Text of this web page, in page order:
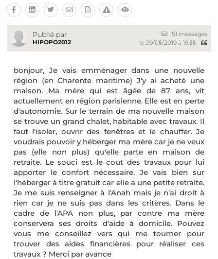
Publié par
HIPOPO2012
151 messages
le 09/05/2019 à 19:55
bonjour, Je vais emménager dans une nouvelle
région (en Charente maritime) J'y ai acheté une
maison. Ma mère qui est âgée de 87 ans, vit
actuellement en région parisienne. Elle est en perte
d'autonomie. Sur le terrain de ma nouvelle maison
se trouve un grand chalet, habitable avec travaux. Il
faut l'isoler, ouvrir des fenêtres et le chauffer. Je
voudrais pouvoir y héberger ma mère car je ne veux
pas (elle non plus) qu'elle parte en maison de
retraite. Le souci est le cout des travaux pour lui
apporter le confort nécessaire. Je vais bien sur
l'héberger à titre gratuit car elle a une petite retraite.
Je me suis renseigner à l'Anah mais je n'ai droit à
rien car je ne suis pas dans les critères. Dans le
cadre de l'APA non plus, par contre ma mère
conservera ses droits d'aide à domicile. Pouvez
vous me conseillez vers qui me tourner pour
trouver des aides financières pour réaliser ces
travaux ? Merci par avance